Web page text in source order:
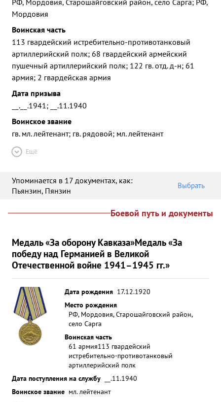
РФ, Мордовия, Старошайговский район, село Сарга; РФ,
Мордовия
Воинская часть
113 гвардейский истребительно-противотанковый
артиллерийский полк; 68 гвардейский армейский
пушечный артиллерийский полк; 122 гв. отд. д-н; 61
армия; 2 гвардейская армия
Дата призыва
__.__.1941; __.11.1940
Воинское звание
гв. мл. лейтенант; гв. рядовой; мл. лейтенант
Ещё
Упоминается в 17 документах, как:
Пьянзин, Пянзин
Выбрать
Боевой путь и документы
Медаль «За оборону Кавказа»Медаль «За
победу над Германией в Великой
Отечественной войне 1941–1945 гг.»
Дата рождения 17.12.1920
Место рождения
РФ, Мордовия, Старошайговский район,
село Сарга
Воинская часть
61 армия113 гвардейский
истребительно-противотанковый
артиллерийский полк
Дата поступления на службу
__.11.1940
Воинское звание мл. лейтенант